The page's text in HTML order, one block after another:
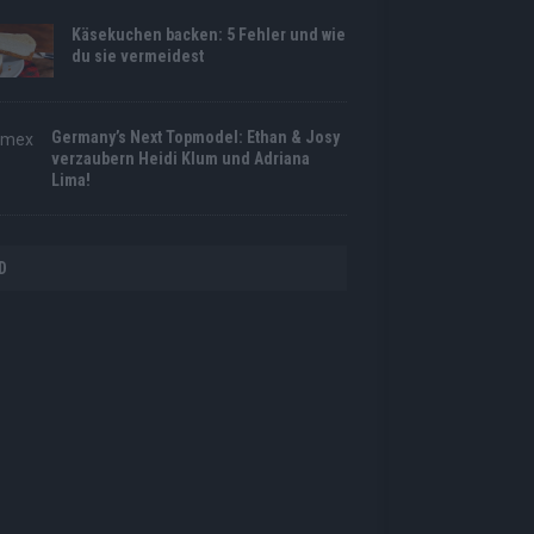
Käsekuchen backen: 5 Fehler und wie
du sie vermeidest
Germany’s Next Topmodel: Ethan & Josy
verzaubern Heidi Klum und Adriana
Lima!